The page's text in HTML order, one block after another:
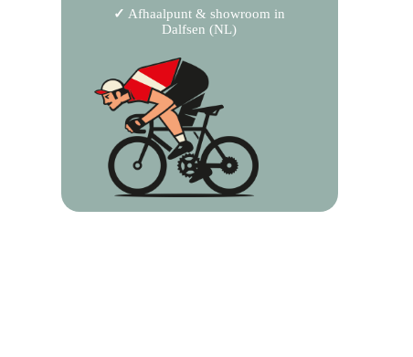
✓ Afhaalpunt & showroom in
Dalfsen (NL)